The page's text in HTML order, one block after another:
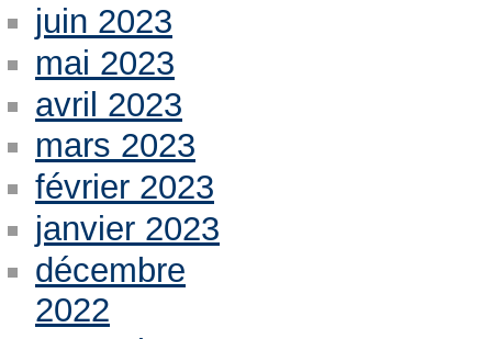
juin 2023
mai 2023
avril 2023
mars 2023
février 2023
janvier 2023
décembre
2022